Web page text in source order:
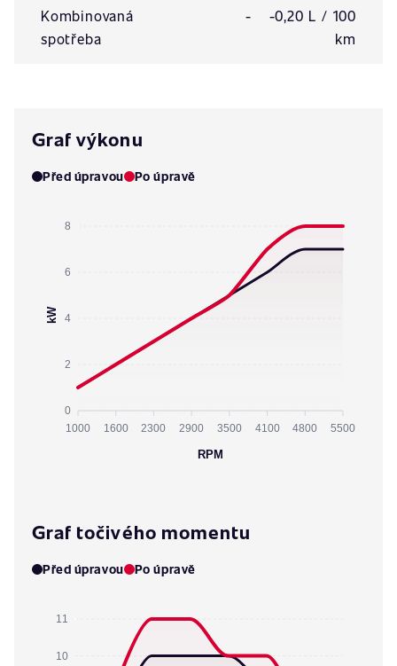
Kombinovaná
spotřeba
-
-0,20 L / 100
km
Graf výkonu
Před úpravou Po úpravě
8
6
4
2
0
kW
1000 1600 2300 2900 3500 4100 4800 5500
RPM
Graf točivého momentu
Před úpravou Po úpravě
11
10